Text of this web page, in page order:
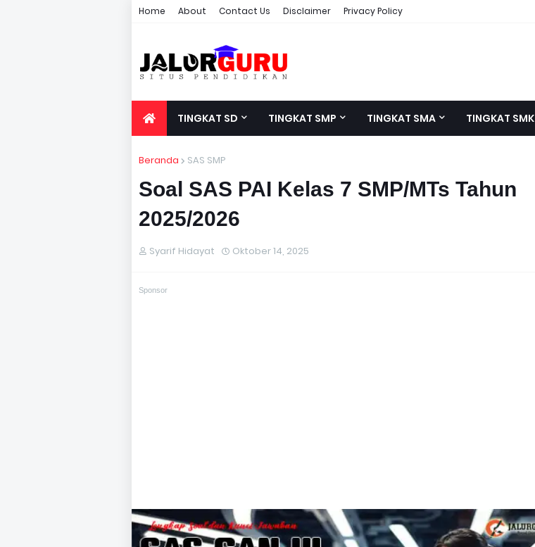
Home About Contact Us Disclaimer Privacy Policy
TINGKAT SD TINGKAT SMP TINGKAT SMA TINGKAT SMK
Beranda SAS SMP
Soal SAS PAI Kelas 7 SMP/MTs Tahun
2025/2026
Syarif Hidayat Oktober 14, 2025
Sponsor